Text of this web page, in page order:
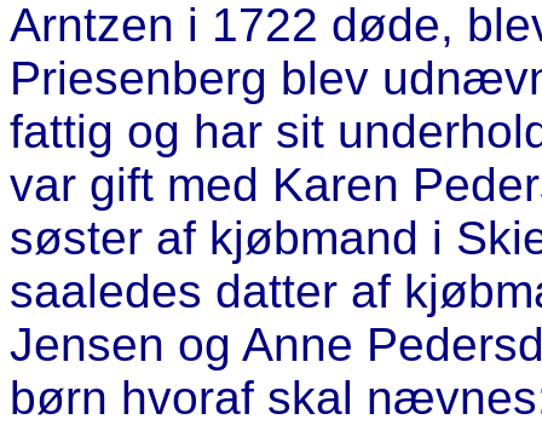
Arntzen i 1722 døde,
Priesenberg blev
fattig og har sit
var gift med Karen
søster af kjøbmand i
saaledes datter af
Jensen og Anne
børn hvoraf skal